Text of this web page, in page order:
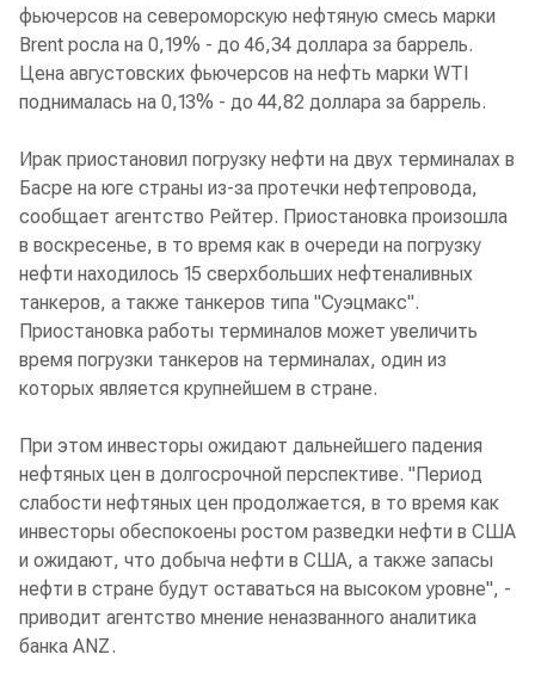
фьючерсов на североморскую нефтяную смесь марки
Brent росла на 0,19% - до 46,34 доллара за баррель.
Цена августовских фьючерсов на нефть марки WTI
поднималась на 0,13% - до 44,82 доллара за баррель.
Ирак приостановил погрузку нефти на двух терминалах в
Басре на юге страны из-за протечки нефтепровода,
сообщает агентство Рейтер. Приостановка произошла
в воскресенье, в то время как в очереди на погрузку
нефти находилось 15 сверхбольших нефтеналивных
танкеров, а также танкеров типа "Суэцмакс".
Приостановка работы терминалов может увеличить
время погрузки танкеров на терминалах, один из
которых является крупнейшем в стране.
При этом инвесторы ожидают дальнейшего падения
нефтяных цен в долгосрочной перспективе. "Период
слабости нефтяных цен продолжается, в то время как
инвесторы обеспокоены ростом разведки нефти в США
и ожидают, что добыча нефти в США, а также запасы
нефти в стране будут оставаться на высоком уровне", -
приводит агентство мнение неназванного аналитика
банка ANZ.